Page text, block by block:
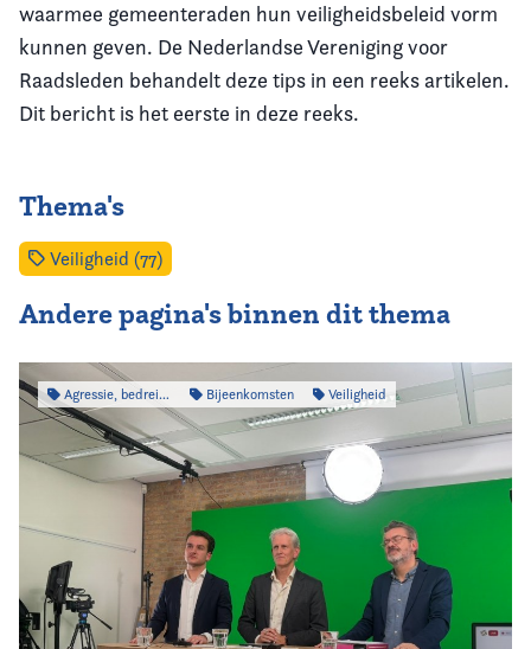
waarmee gemeenteraden hun veiligheidsbeleid vorm
kunnen geven. De Nederlandse Vereniging voor
Raadsleden behandelt deze tips in een reeks artikelen.
Dit bericht is het eerste in deze reeks.
Thema's
Veiligheid (77)
Andere pagina's binnen dit thema
Agressie, bedreiging & intimidatie Bijeenkomsten Veiligheid